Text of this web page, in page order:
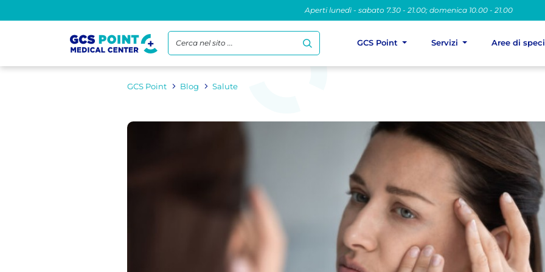
Aperti lunedì - sabato 7.30 - 21.00; domenica 10.00 - 21.00
Cerca nel sito ... GCS Point Servizi Aree di
GCS Point Blog Salute